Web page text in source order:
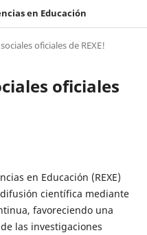
en Educación
oficiales de REXE!
oficiales
en Educación (REXE)
científica mediante
favoreciendo una
las investigaciones